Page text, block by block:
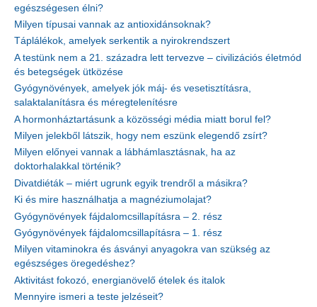
egészségesen élni?
Milyen típusai vannak az antioxidánsoknak?
Táplálékok, amelyek serkentik a nyirokrendszert
A testünk nem a 21. századra lett tervezve – civilizációs életmód
és betegségek ütközése
Gyógynövények, amelyek jók máj- és vesetisztításra,
salaktalanításra és méregtelenítésre
A hormonháztartásunk a közösségi média miatt borul fel?
Milyen jelekből látszik, hogy nem eszünk elegendő zsírt?
Milyen előnyei vannak a lábhámlasztásnak, ha az
doktorhalakkal történik?
Divatdiéták – miért ugrunk egyik trendről a másikra?
Ki és mire használhatja a magnéziumolajat?
Gyógynövények fájdalomcsillapításra – 2. rész
Gyógynövények fájdalomcsillapításra – 1. rész
Milyen vitaminokra és ásványi anyagokra van szükség az
egészséges öregedéshez?
Aktivitást fokozó, energianövelő ételek és italok
Mennyire ismeri a teste jelzéseit?